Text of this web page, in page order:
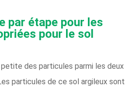
par étape pour les
pour le sol
des particules parmi les deux
particules de ce sol argileux sont